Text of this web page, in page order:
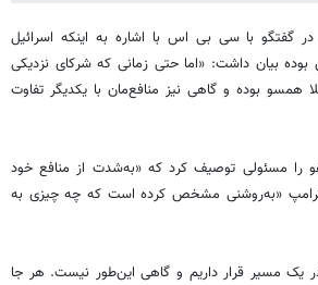
گفتگو با سی بی اس با اشاره به اینکه اسرائیل
بیان داشت: «اما حتی زمانی که شرکای نزدیکی
همسو بوده و گاهی نیز منافع‌مان با یکدیگر تفاوت
را مسئولی توصیف کرد که «به‌شدت از منافع خود
ترامپ «به‌روشنی مشخص کرده است که چه چیزی به
یک مسیر قرار داریم و گاهی این‌طور نیست. هر جا